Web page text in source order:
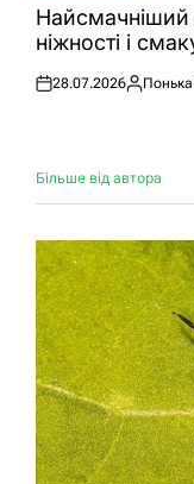
УНайсмачніший
ніжності і
Оприлюднено
28.07.2026
Більше від автора